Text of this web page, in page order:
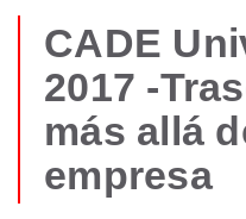
CADE
2017 -
más allá
empresa